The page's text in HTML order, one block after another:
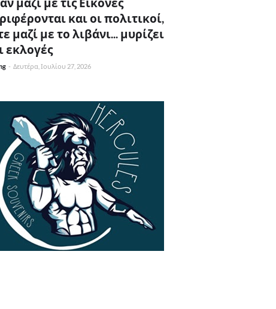
και οι πολιτικοί,
μαζί με το λιβάνι... μυρίζει
εκλογές
- Δευτέρα, Ιουλίου 27, 2026